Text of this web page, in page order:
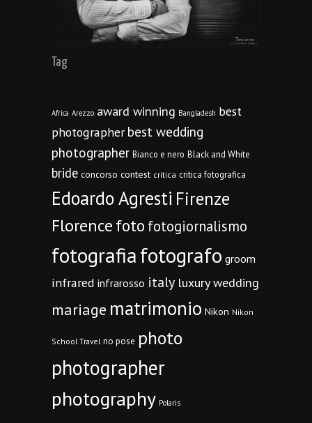
Tag
Africa Arezzo award winning Bangladesh best
photographer best wedding
photographer Bianco e nero Black and White
bride concorso contest critica critica fotografica
Edoardo Agresti Firenze
Florencefoto fotogiornalismo
fotografiafotografo groom
infrared infrarosso italy luxury wedding
mariage matrimonio Nikon Nikon
School Travel no pose photo
photographer
photography Polaris